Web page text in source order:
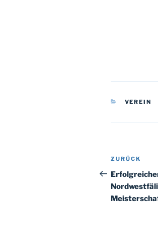
VEREIN
Vorheriger
Beitrag
ZURÜCK